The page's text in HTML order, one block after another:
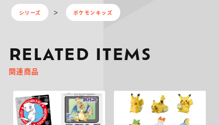
シリーズ ポケモンキッズ
RELATED ITEMS
関連商品